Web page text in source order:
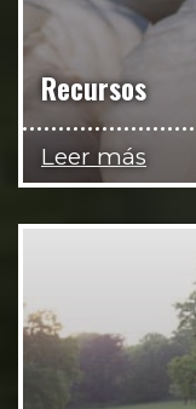
Recursos
Leer más